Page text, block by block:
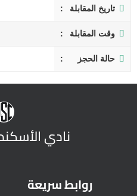
تاريخ المقابلة
وقت المقابلة
حالة الحجز
نادي
روابط سريعة